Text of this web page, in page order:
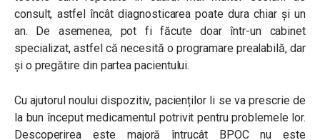
consult, astfel încât diagnosticarea poate dura chiar și un
an. De asemenea, pot fi făcute doar într-un cabinet
specializat, astfel că necesită o programare prealabilă, dar
și o pregătire din partea pacientului.
Cu ajutorul noului dispozitiv, pacienților li se va prescrie de
la bun început medicamentul potrivit pentru problemele lor.
Descoperirea este majoră întrucât BPOC nu este